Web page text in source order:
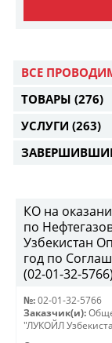
ВСЕ
ТОВАРЫ (276)
УСЛУГИ (263)
КО на
по
Узбекистан
год по
(02-01-32-
№: 02-01-32-5766
Заказчик(и):
"ЛУКОЙЛ